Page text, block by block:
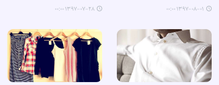
۱۳۹۷-۰۸-۰۱ ۰۰:۰۰ ۱۳۹۷-۰۷-۲۸ ۰۰:۰۰